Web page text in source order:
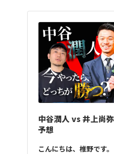
中谷潤人 vs 井上尚
予想
こんにちは、椎野です。